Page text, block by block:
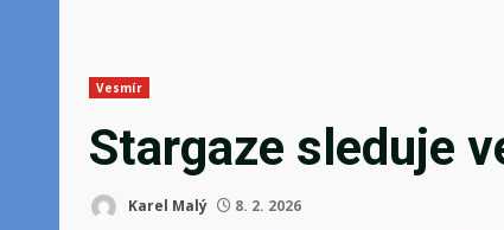
Vesmír
Stargaze sleduje
Karel Malý 8. 2. 2026